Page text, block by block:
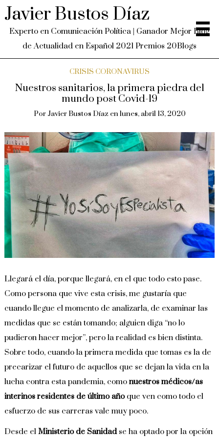
Javier Bustos Díaz
Experto en Comunicación Política | Ganador Mejor Blog
de Actualidad en Español 2021 Premios 20Blogs
CRISIS CORONAVIRUS
Nuestros sanitarios, la primera piedra del
mundo post Covid-19
Por Javier Bustos Díaz enlunes, abril 13, 2020
Llegará el día, porque llegará, en el que todo esto pase.
Como persona que vive esta crisis, me gustaría que
cuando llegue el momento de analizarla, de examinar las
medidas que se están tomando; alguien diga “no lo
pudieron hacer mejor”, pero la realidad es bien distinta.
Sobre todo, cuando la primera medida que tomas es la de
precarizar el futuro de aquellos que se dejan la vida en la
lucha contra esta pandemia, comonuestros médicos/as
interinos residentes de último año que ven como todo el
esfuerzo de sus carreras vale muy poco.
Desde elMinisterio de Sanidadse ha optado por la opción